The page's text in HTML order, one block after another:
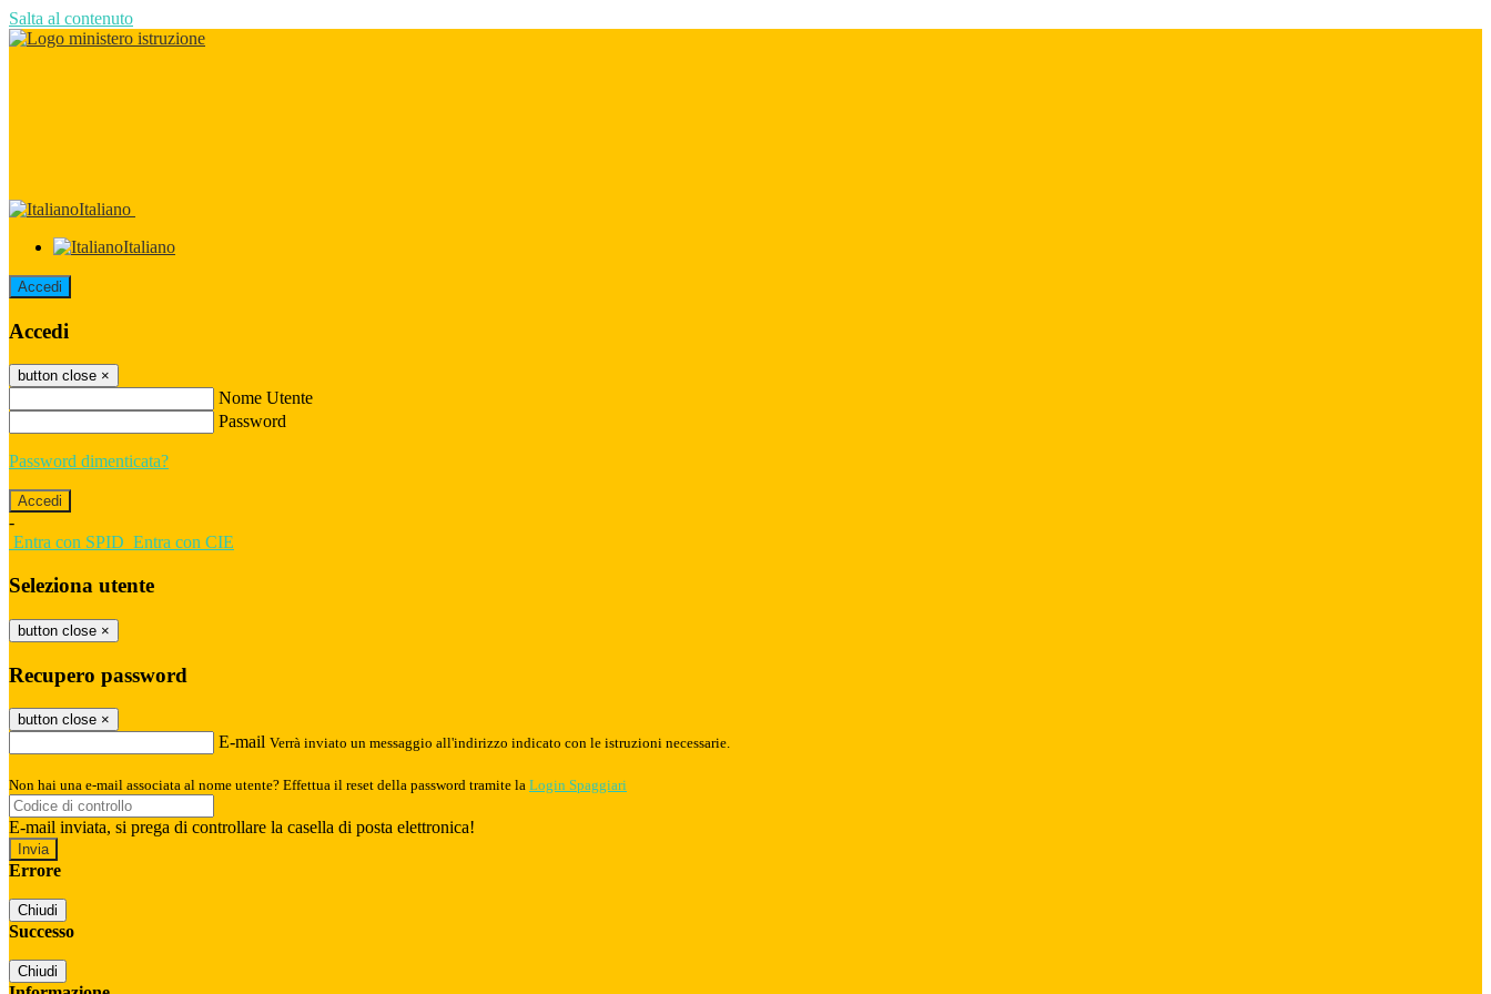
Salta al contenuto
Italiano
Italiano
Accedi
Accedi
button close ×
Nome Utente
Password
Password dimenticata?
-
Entra con SPID Entra con CIE
Seleziona utente
button close ×
Recupero password
button close ×
E-mail Verrà inviato un messaggio all'indirizzo indicato con le istruzioni necessarie.
Non hai una e-mail associata al nome utente? Effettua il reset della password tramite la Login Spaggiari
E-mail inviata, si prega di controllare la casella di posta elettronica!
Errore
Chiudi
Successo
Chiudi